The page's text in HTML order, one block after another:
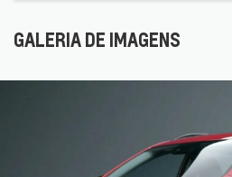
GALERIA DE IMAGENS